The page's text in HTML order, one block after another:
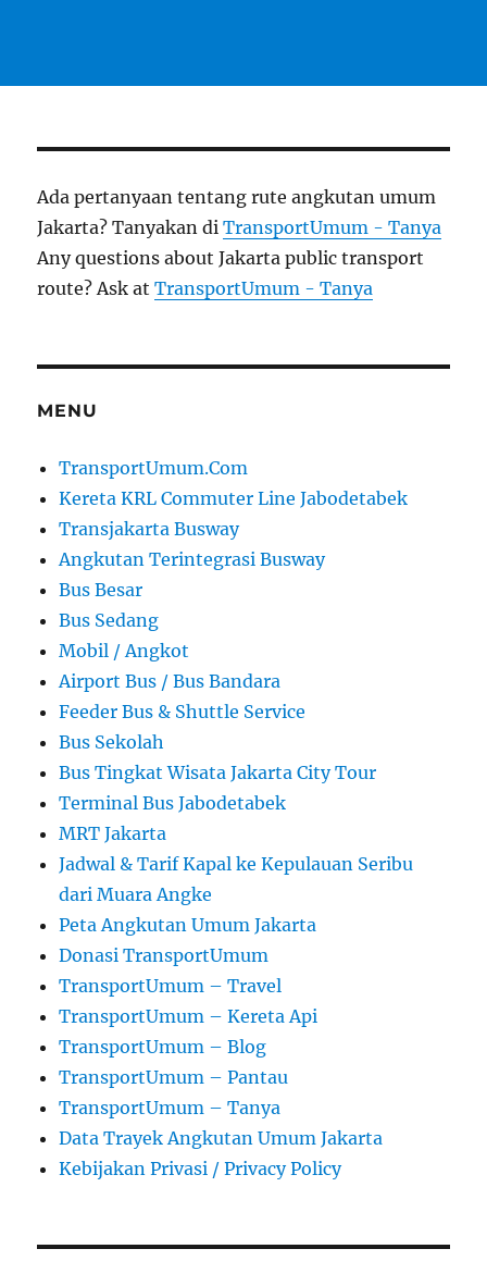
Ada pertanyaan tentang rute angkutan umum
Jakarta? Tanyakan diTransportUmum - Tanya
Any questions about Jakarta public transport
route? Ask atTransportUmum - Tanya
MENU
TransportUmum.Com
Kereta KRL Commuter Line Jabodetabek
Transjakarta Busway
Angkutan Terintegrasi Busway
Bus Besar
Bus Sedang
Mobil / Angkot
Airport Bus / Bus Bandara
Feeder Bus & Shuttle Service
Bus Sekolah
Bus Tingkat Wisata Jakarta City Tour
Terminal Bus Jabodetabek
MRT Jakarta
Jadwal & Tarif Kapal ke Kepulauan Seribu
dari Muara Angke
Peta Angkutan Umum Jakarta
Donasi TransportUmum
TransportUmum – Travel
TransportUmum – Kereta Api
TransportUmum – Blog
TransportUmum – Pantau
TransportUmum – Tanya
Data Trayek Angkutan Umum Jakarta
Kebijakan Privasi / Privacy Policy